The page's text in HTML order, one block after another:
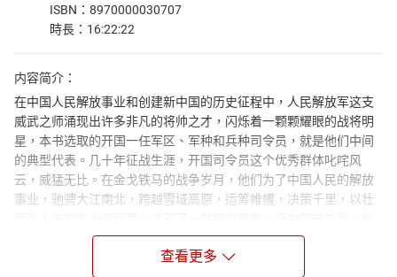
ISBN：8970000030707
時長：16:22:22
内容简介：
在中国人民解放事业和创建新中国的历史征程中，人民解放军这支
威武之师涌现出许多非凡的将帅之才，闪烁着一颗颗耀眼的战将明
星，本书选取的开国一任军区、军种和兵种司令员，就是他们中间
的典型代表。几十年征战生涯，开国司令员这个优秀群体叱咤风
云，威猛无比。在金戈铁马的战争岁月，他们为了中国人民的解放
事业，驰骋大江南北，跨越雪域高原，运筹帷幄，决策千里，以壮
们征尘未洗，投身到国家和军队建设的洪流中，为祖国的繁荣富强
和军队的现代化建设殚精竭虑，作出了巨大贡献。这些建国之初在
查看更多